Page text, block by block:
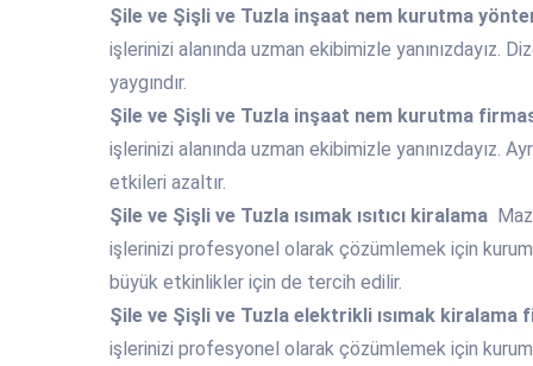
Şile ve Şişli ve Tuzla inşaat nem kurutma
işlerinizi alanında uzman ekibimizle yanınızdayız.
yaygındır.
Şile ve Şişli ve Tuzla inşaat nem kurutma
işlerinizi alanında uzman ekibimizle yanınızdayız.
etkileri azaltır.
Şile ve Şişli ve Tuzla ısımak ısıtıcı kiralama
işlerinizi profesyonel olarak çözümlemek için
büyük etkinlikler için de tercih edilir.
Şile ve Şişli ve Tuzla elektrikli ısımak kiralama
işlerinizi profesyonel olarak çözümlemek için